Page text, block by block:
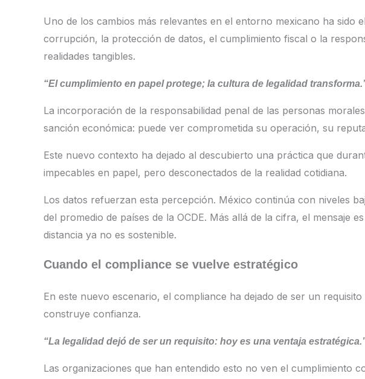
Uno de los cambios más relevantes en el entorno mexicano ha sido
corrupción, la protección de datos, el cumplimiento fiscal o la
realidades tangibles.
“El cumplimiento en papel protege; la cultura de legalidad
La incorporación de la responsabilidad penal de las personas
sanción económica: puede ver comprometida su operación, su
Este nuevo contexto ha dejado al descubierto una práctica que
impecables en papel, pero desconectados de la realidad cotidiana.
Los datos refuerzan esta percepción. México continúa con niveles
del promedio de países de la OCDE. Más allá de la cifra, el mensaje
distancia ya no es sostenible.
Cuando el compliance se vuelve estratégico
En este nuevo escenario, el compliance ha dejado de ser un
construye confianza.
“La legalidad dejó de ser un requisito: hoy es una ventaja
Las organizaciones que han entendido esto no ven el cumplimiento